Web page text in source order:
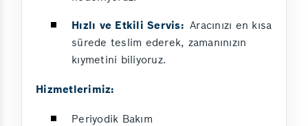
Hızlı ve Etkili Servis: Aracınızı en kısa
sürede teslim ederek, zamanınızın
kıymetini biliyoruz.
Hizmetlerimiz:
Periyodik Bakım